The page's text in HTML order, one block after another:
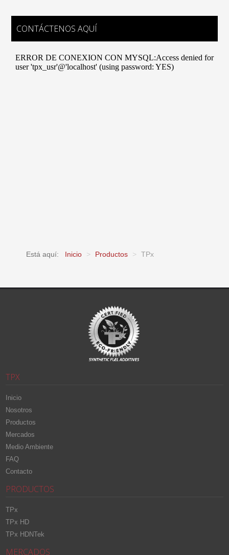
CONTÁCTENOS AQUÍ
Está aquí: Inicio > Productos > TPx
TPX
Inicio
Nosotros
Productos
Mercados
Medio Ambiente
FAQ
Contacto
PRODUCTOS
TPx
TPx HD
TPx HDNTek
MERCADOS